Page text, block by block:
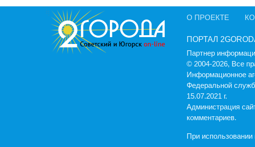
О ПРОЕКТЕ
ПОРТАЛ
Партнер
© 2004-2026, Все
Информационное
Федеральной
15.07.2021 г.
Администрация
комментариев.
При